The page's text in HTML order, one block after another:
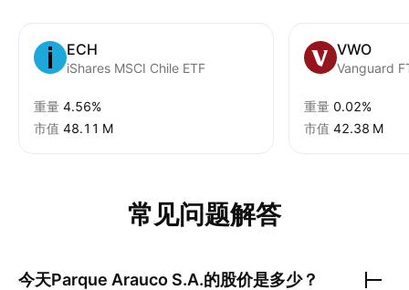
ECH
iShares MSCI Chile ETF
重量 4.56%
市值 ‪48.11 M‬
VWO
重量 0.02%
市值 ‪42.38 M‬
常见问题解答
今天Parque Arauco S.A.的股价是多少？